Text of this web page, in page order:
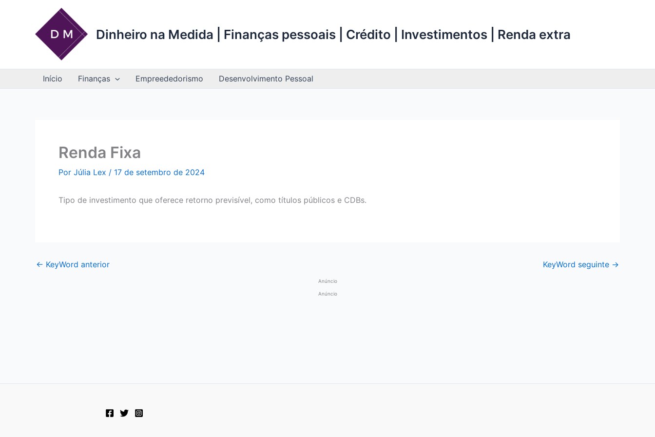
Dinheiro na Medida | Finanças pessoais | Crédito | Investimentos | Renda extra
Início Finanças Empreededorismo Desenvolvimento Pessoal
Renda Fixa
Por Júlia Lex / 17 de setembro de 2024
Tipo de investimento que oferece retorno previsível, como títulos públicos e CDBs.
← KeyWord anterior KeyWord seguinte →
Anúncio
Anúncio